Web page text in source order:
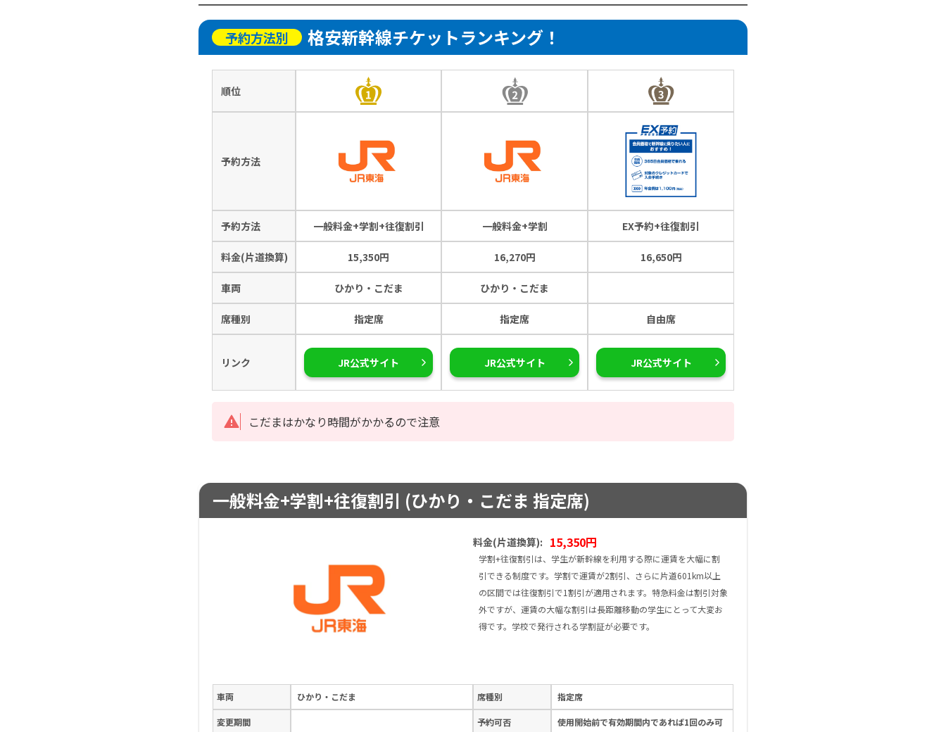
予約方法別 格安新幹線チケットランキング！
順位
予約方法
予約方法 一般料金+学割+往復割引 一般料金+学割 EX予約+往復割引
料金(片道換算) 15,350円 16,270円 16,650円
車両 ひかり・こだま ひかり・こだま
席種別 指定席 指定席 自由席
リンク JR公式サイト JR公式サイト JR公式サイト
こだまはかなり時間がかかるので注意
一般料金+学割+往復割引 (ひかり・こだま 指定席)
料金(片道換算): 15,350円
学割+往復割引は、学生が新幹線を利用する際に運賃を大幅に割
引できる制度です。学割で運賃が2割引、さらに片道601km以上
の区間では往復割引で1割引が適用されます。特急料金は割引対象
外ですが、運賃の大幅な割引は長距離移動の学生にとって大変お
得です。学校で発行される学割証が必要です。
車両 ひかり・こだま 席種別 指定席
変更期間 予約可否 使用開始前で有効期間内であれば1回のみ可